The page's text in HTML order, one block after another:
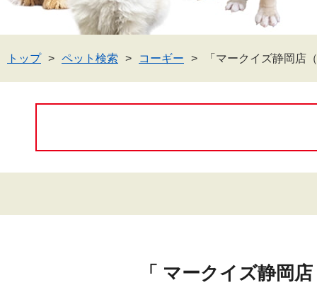
トップ ペット検索 コーギー 「マークイズ静岡店
「 マークイズ静岡